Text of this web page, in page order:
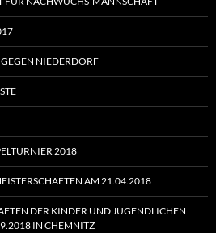
NIEDERDORF
2018
AM 21.04.2018
DER KINDER UND JUGENDLICHEN
IN CHEMNITZ